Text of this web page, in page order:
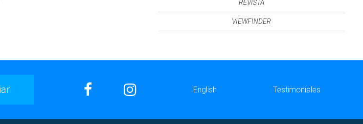
REVISTA
VIEWFINDER
English Testimoniales